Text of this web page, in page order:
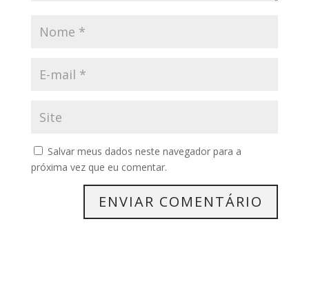
Salvar meus dados neste navegador para a
próxima vez que eu comentar.